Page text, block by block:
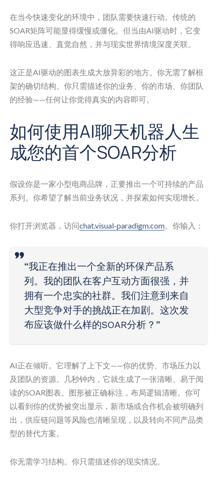
在当今快速变化的环境中，团队需要快速行动。传统的
SOAR矩阵可能显得缓慢或僵化。但当由AI驱动时，它变
得响应迅速、直觉自然，并与现实世界情境深度关联。
这正是AI驱动的图表生成大放异彩的地方。你无需了解框
架的确切结构。你只需描述你的业务、你的市场、你团队
的经验——任何让你觉得真实的内容即可。
如何使用AI聊天机器人生
成您的首个SOAR分析
假设你是一家小型电商品牌，正要推出一个可持续的产品
系列。你希望了解当前业务状况，并探索如何实现增长。
你打开浏览器，访问chat.visual-paradigm.com。你输入：
“我正在推出一个全新的环保产品系
列。我的团队在客户互动方面很强，并
拥有一个忠实的社群。我们注意到来自
大型竞争对手的挑战正在加剧。这次发
布应该做什么样的SOAR分析？”
AI正在倾听。它理解了上下文——你的优势、市场压力以
及团队的资源。几秒钟内，它就生成了一张清晰、易于阅
读的SOAR图表。图形被正确标注，布局逻辑清晰。你可
以看到你的优势被突出显示，新市场或合作机会被明确列
出，供应链问题等风险也清晰呈现，以及转向不同产品类
型的替代方案。
你无需学习结构。你只需描述你的现实情况。